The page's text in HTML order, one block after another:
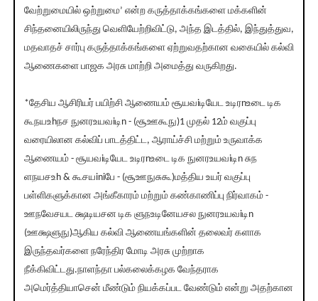
வேற்றுமையில் ஒற்றுமை’ என்ற கருத்தாக்கங்களை மக்களின்
சிந்தனையிலிருந்து வெளியேற்றிவிட்டு, அந்த இடத்தில், இந்துத்துவ,
மதவாதச் சார்பு கருத்தாக்கங்களை ஏற்றுவதற்கான வகையில் கல்வி
ஆணைகளை பாஜக அரசு மாற்றி அமைத்து வருகிறது.
*தேசிய ஆசிரியர் பயிற்சி ஆணையம் சூயவiடியேட உடிரnஉடை டிக
கூநயஉhநச நுனரஉயவiடிn - (சூஊகூநு)1 முதல் 12ம் வகுப்பு
வரையிலான கல்விப் பாடத்திட்ட, ஆராய்ச்சி மற்றும் உருவாக்க
ஆணையம் - சூயவiடியேட உடிரnஉடை டிக நுனரஉயவiடிn சுந
ளநயசஉh & கூசயiniபே - (சூஊநுசுகூ)மத்திய உயர் வகுப்பு
பள்ளிகளுக்கான அங்கீகாரம் மற்றும் கண்காணிப்பு நிர்வாகம் -
ஊநவேசயட க்ஷடியசன டிக ளுநஉடினேயசல நுனரஉயவiடிn
(ஊக்ஷளுநு)ஆகிய கல்வி ஆணையங்களின் தலைவர் களாக
இருந்தவர்களை நரேந்திர மோடி அரசு முற்றாக
நீக்கிவிட்டது.நாளந்தா பல்கலைக்கழக வேந்தராக
அமெர்த்தியாசென் மீண்டும் நியக்கப்பட வேண்டும் என்று அதற்கான